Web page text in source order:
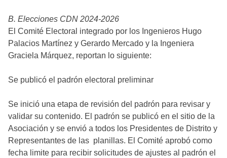
B. Elecciones CDN 2024-2026
El Comité Electoral integrado por los Ingenieros Hugo
Palacios Martínez y Gerardo Mercado y la Ingeniera
Graciela Márquez, reportan lo siguiente:
Se publicó el padrón electoral preliminar
Se inició una etapa de revisión del padrón para revisar y
validar su contenido. El padrón se publicó en el sitio de la
Asociación y se envió a todos los Presidentes de Distrito y
Representantes de las planillas. El Comité aprobó como
fecha limite para recibir solicitudes de ajustes al padrón el